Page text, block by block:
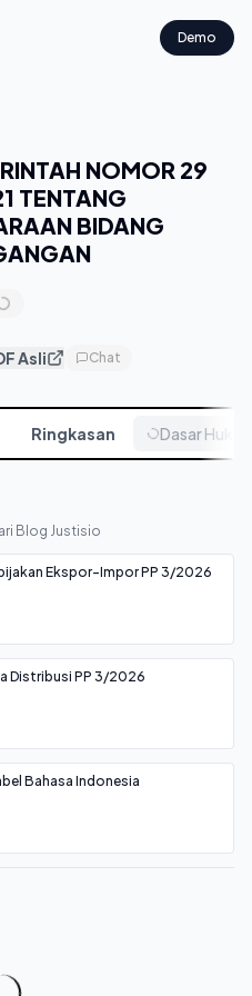
Demo
NOMOR 29
TENTANG
BIDANG
Asli Chat
Ringkasan Dasar
Blog Justisio
Ekspor-Impor PP 3/2026
Distribusi PP 3/2026
Bahasa Indonesia